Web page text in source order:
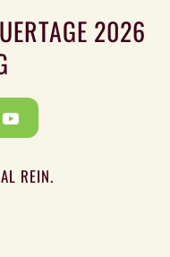
2026
REIN.